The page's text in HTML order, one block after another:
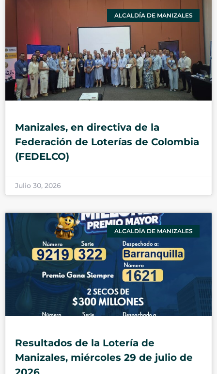
ALCALDÍA DE MANIZALES
Manizales, en directiva de la
Federación de Loterías de Colombia
(FEDELCO)
Julio 30, 2026
ALCALDÍA DE MANIZALES
Resultados de la Lotería de
Manizales, miércoles 29 de julio de